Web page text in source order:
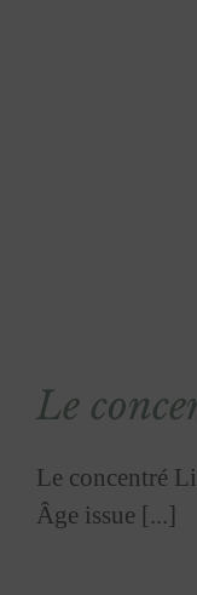
Le
Le concentré
Âge issue [...]